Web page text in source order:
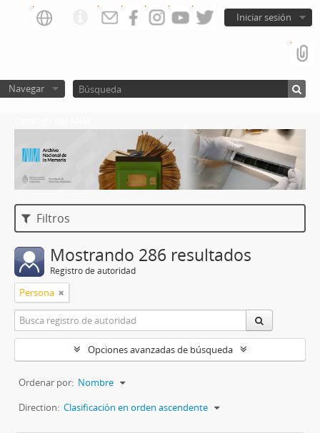
Iniciar sesión
Navegar
Filtros
Mostrando 286 resultados
Registro de autoridad
Persona
Opciones avanzadas de búsqueda
Ordenar por: Nombre
Direction: Clasificación en orden ascendente